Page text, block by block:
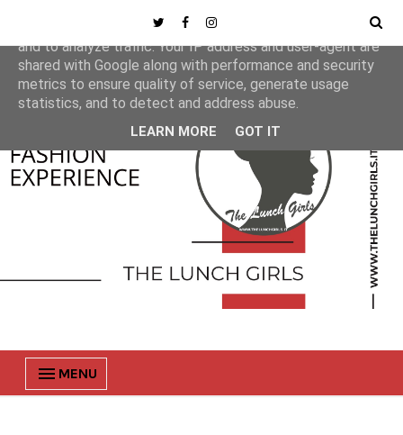
MENU
This site uses cookies from Google to deliver its services
and to analyze traffic. Your IP address and user-agent are
shared with Google along with performance and security
metrics to ensure quality of service, generate usage
statistics, and to detect and address abuse.
LEARN MORE GOT IT